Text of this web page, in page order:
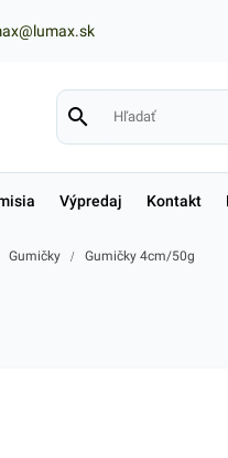
Výpredaj Kontakt
Gumičky / Gumičky 4cm/50g